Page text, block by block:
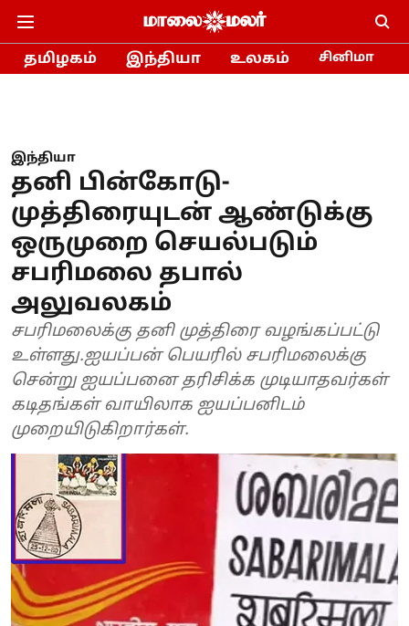
தமிழகம் இந்தியா உலகம் சினிமா
இந்தியா
தனி பின்கோடு-
முத்திரையுடன் ஆண்டுக்கு
ஒருமுறை செயல்படும்
சபரிமலை தபால்
அலுவலகம்
சபரிமலைக்கு தனி முத்திரை வழங்கப்பட்டு
உள்ளது.ஐயப்பன் பெயரில் சபரிமலைக்கு
சென்று ஐயப்பனை தரிசிக்க முடியாதவர்கள்
கடிதங்கள் வாயிலாக ஐயப்பனிடம்
முறையிடுகிறார்கள்.